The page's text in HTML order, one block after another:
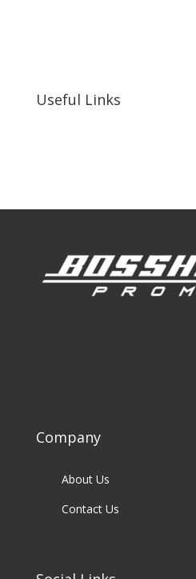
Useful Links
Company
About Us
Contact Us